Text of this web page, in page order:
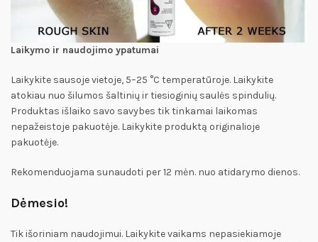
Laikymo ir naudojimo ypatumai
Laikykite sausoje vietoje, 5–25 °C temperatūroje. Laikykite
atokiau nuo šilumos šaltinių ir tiesioginių saulės spindulių.
Produktas išlaiko savo savybes tik tinkamai laikomas
nepažeistoje pakuotėje. Laikykite produktą originalioje
pakuotėje.
Rekomenduojama sunaudoti per 12 mėn. nuo atidarymo dienos.
Dėmesio!
Tik išoriniam naudojimui. Laikykite vaikams nepasiekiamoje